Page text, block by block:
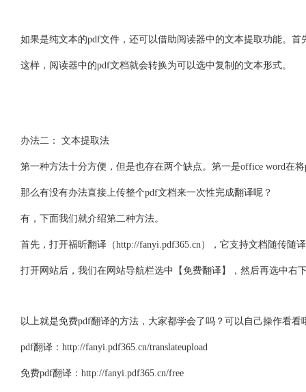
如果是纯文本的pdf文件，还可以借助阅读器中的文本提取功能。
这样，阅读器中的pdf文档就会转换为可以选中复制的文本形式。
办法二： 文本提取法
第一种方法十分方便，但是也存在两个缺点。第一是office word在
那么有没有办法直接上传整个pdf文档来一次性完成翻译呢？
有，下面我们就介绍第二种方法。
首先，打开福昕翻译（http://fanyi.pdf365.cn），它支持文档随传
打开网站后，我们在网站导航栏选中【免费翻译】，然后再选中右
以上就是免费pdf翻译的方法，大家都学会了吗？可以自己操作看看
pdf翻译：http://fanyi.pdf365.cn/translateupload
免费pdf翻译：http://fanyi.pdf365.cn/free